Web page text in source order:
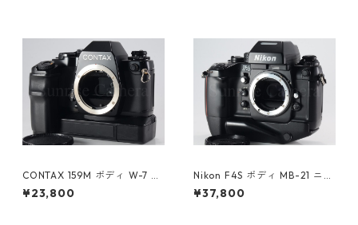
CONTAX 159M ボディ W-7 ワ
インダー付 コンタックス（61
025）
¥23,800
Nikon F4S ボディ MB-21 ニコ
ン（61415）
¥37,800